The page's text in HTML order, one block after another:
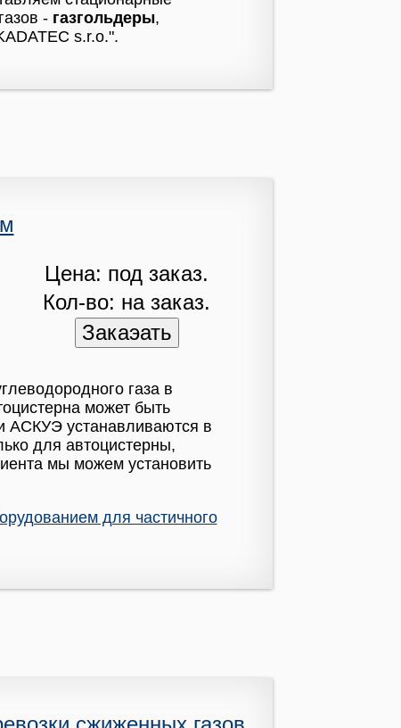
- газгольдеры,
s.r.o.".
Цена: под заказ.
Кол-во: на заказ.
газа в
может быть
АСКУЭ устанавливаются в
для автоцистерны,
мы можем установить
для частичного